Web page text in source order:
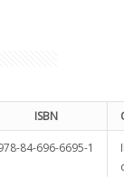
ISBN
84-696-6695-1